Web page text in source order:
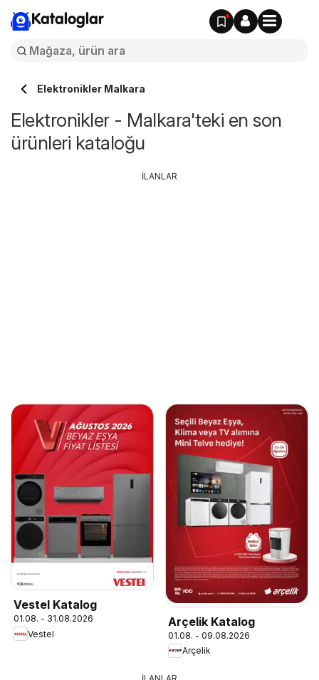
Kataloglar
Elektronikler Malkara
Elektronikler - Malkara'teki en son
ürünleri kataloğu
Vestel Katalog
01.08. - 31.08.2026
Vestel
Arçelik Katalog
01.08. - 09.08.2026
Arçelik
İLANLAR